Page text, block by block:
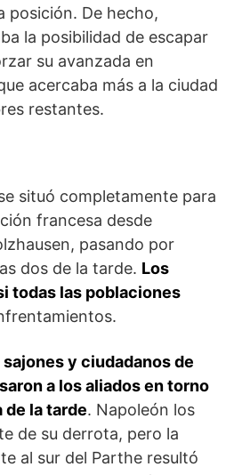
po­sición. De hecho,
la posibilidad de escapar
su avanzada en
acercaba más a la ciudad
restantes.
situó completamente para
francesa desde
pasando por
dos de la tarde. Los
todas las poblaciones
y ciudadanos de
a los aliados en torno
de la tarde. Napoleón los
de su derrota, pero la
al sur del Parthe resultó